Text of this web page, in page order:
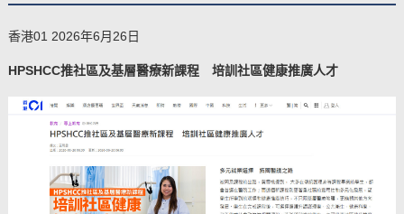
香港01 2026年6月26日
HPSHCC推社區及基層醫療新課程 培訓社區健康推廣人才